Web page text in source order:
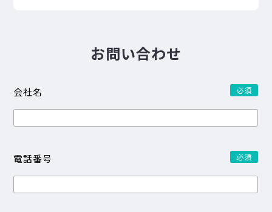
お問い合わせ
必須
会社名
必須
電話番号